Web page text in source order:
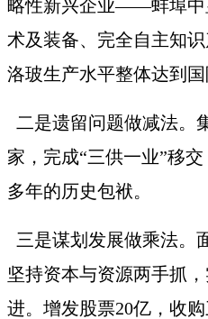
略性新兴企业——蚌埠中
术及装备、完全自主知
洛玻生产水平整体达到国
二是遗留问题做减法。
家，完成“三供一业”移
多年的历史包袱。
三是谋划发展做乘法。
坚持资本与资源两手抓
进。增发股票20亿，收